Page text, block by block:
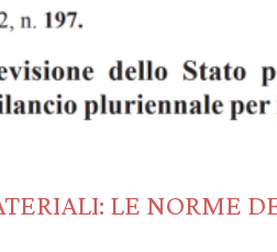
LE NORME